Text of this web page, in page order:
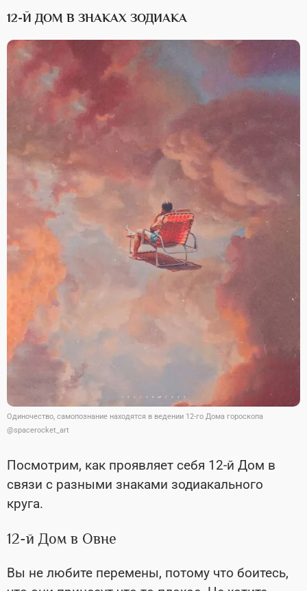
12-Й ДОМ В ЗНАКАХ ЗОДИАКА
Одиночество, самопознание находятся в ведении 12-го Дома гороскопа
@spacerocket_art
Посмотрим, как проявляет себя 12-й Дом в
связи с разными знаками зодиакального
круга.
12-й Дом в Овне
Вы не любите перемены, потому что боитесь,